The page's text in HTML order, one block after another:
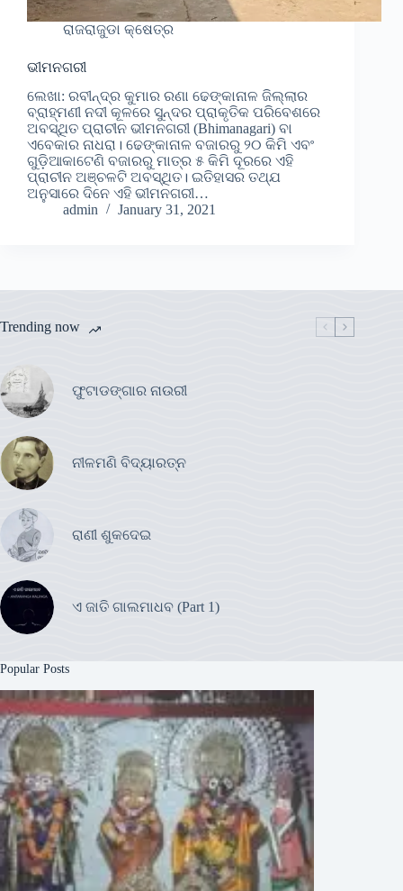
ରାଜରାଜୁଡା କ୍ଷେତ୍ର
ଭୀମନଗରୀ
ଲେଖା: ରବୀନ୍ଦ୍ର କୁମାର ରଣା ଢେଙ୍କାନାଳ ଜିଲ୍ଲାର
ବ୍ରାହ୍ମଣୀ ନଦୀ କୂଳରେ ସୁନ୍ଦର ପ୍ରାକୃତିକ ପରିବେଶରେ
ଅବସ୍ଥିତ ପ୍ରାଚୀନ ଭୀମନଗରୀ (Bhimanagari) ବା
ଏବେକାର ନାଧରା। ଢେଙ୍କାନାଳ ବଜାରରୁ ୨୦ କିମି ଏବଂ
ଗୁଡ଼ିଆକାଟେଣି ବଜାରରୁ ମାତ୍ର ୫ କିମି ଦୂରରେ ଏହି
ପ୍ରାଚୀନ ଅଞ୍ଚଳଟି ଅବସ୍ଥିତ। ଇତିହାସର ତଥ୍ଯ
ଅନୁସାରେ ଦିନେ ଏହି ଭୀମନଗରୀ…
admin
January 31, 2021
Trending now
ଫୁଟାଡଙ୍ଗାର ନାଉରୀ
ନୀଳମଣି ବିଦ୍ୟାରତ୍ନ
ରାଣୀ ଶୁକଦେଇ
ଏ ଜାତି ଗାଲମାଧବ (Part 1)
Popular Posts